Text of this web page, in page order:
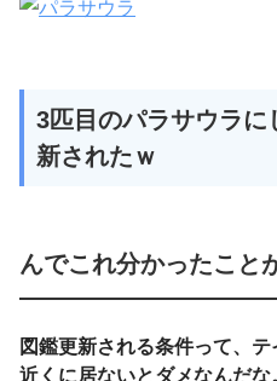
3匹目のパラサウラ
新されたｗ
んでこれ分かったこと
図鑑更新される条件って、
近くに居ないとダメなんだな